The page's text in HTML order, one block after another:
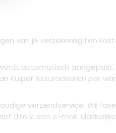
van je verzekering ten
automatisch aangepast.
Kuiper Assuradeuren per
verzendservice. Wij
d.m.v. een e-mail.